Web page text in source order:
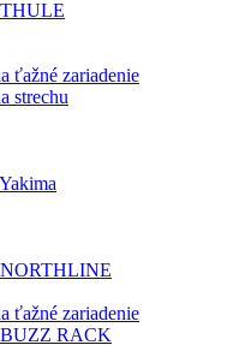
ťažné zariadenie
strechu
ťažné zariadenie